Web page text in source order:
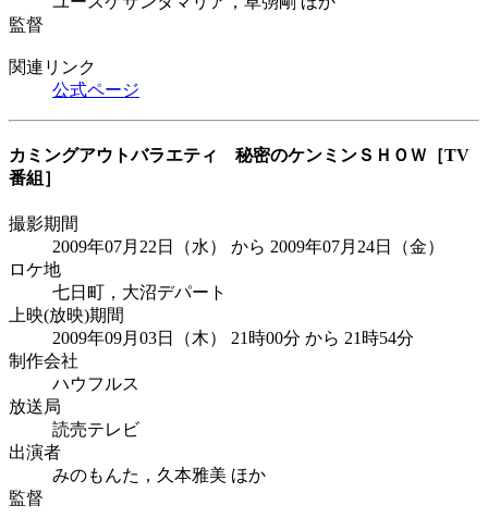
監督
関連リンク
公式ページ
カミングアウトバラエティ 秘密のケンミンＳＨＯＷ ［TV
番組］
撮影期間
2009年07月22日（水） から 2009年07月24日（金）
ロケ地
七日町，大沼デパート
上映(放映)期間
2009年09月03日（木） 21時00分 から 21時54分
制作会社
ハウフルス
放送局
読売テレビ
出演者
みのもんた，久本雅美 ほか
監督